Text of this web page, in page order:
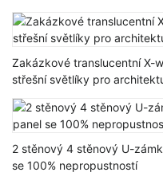
Zakázkové translucentní X-
střešní světlíky pro
2 stěnový 4 stěnový U-
se 100% nepropustností